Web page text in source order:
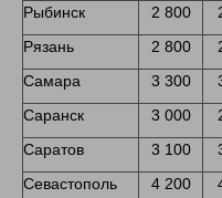
Рыбинск
2 800
Рязань
2 800
Самара
3 300
Саранск
3 000
Саратов
3 100
Севастополь
4 200